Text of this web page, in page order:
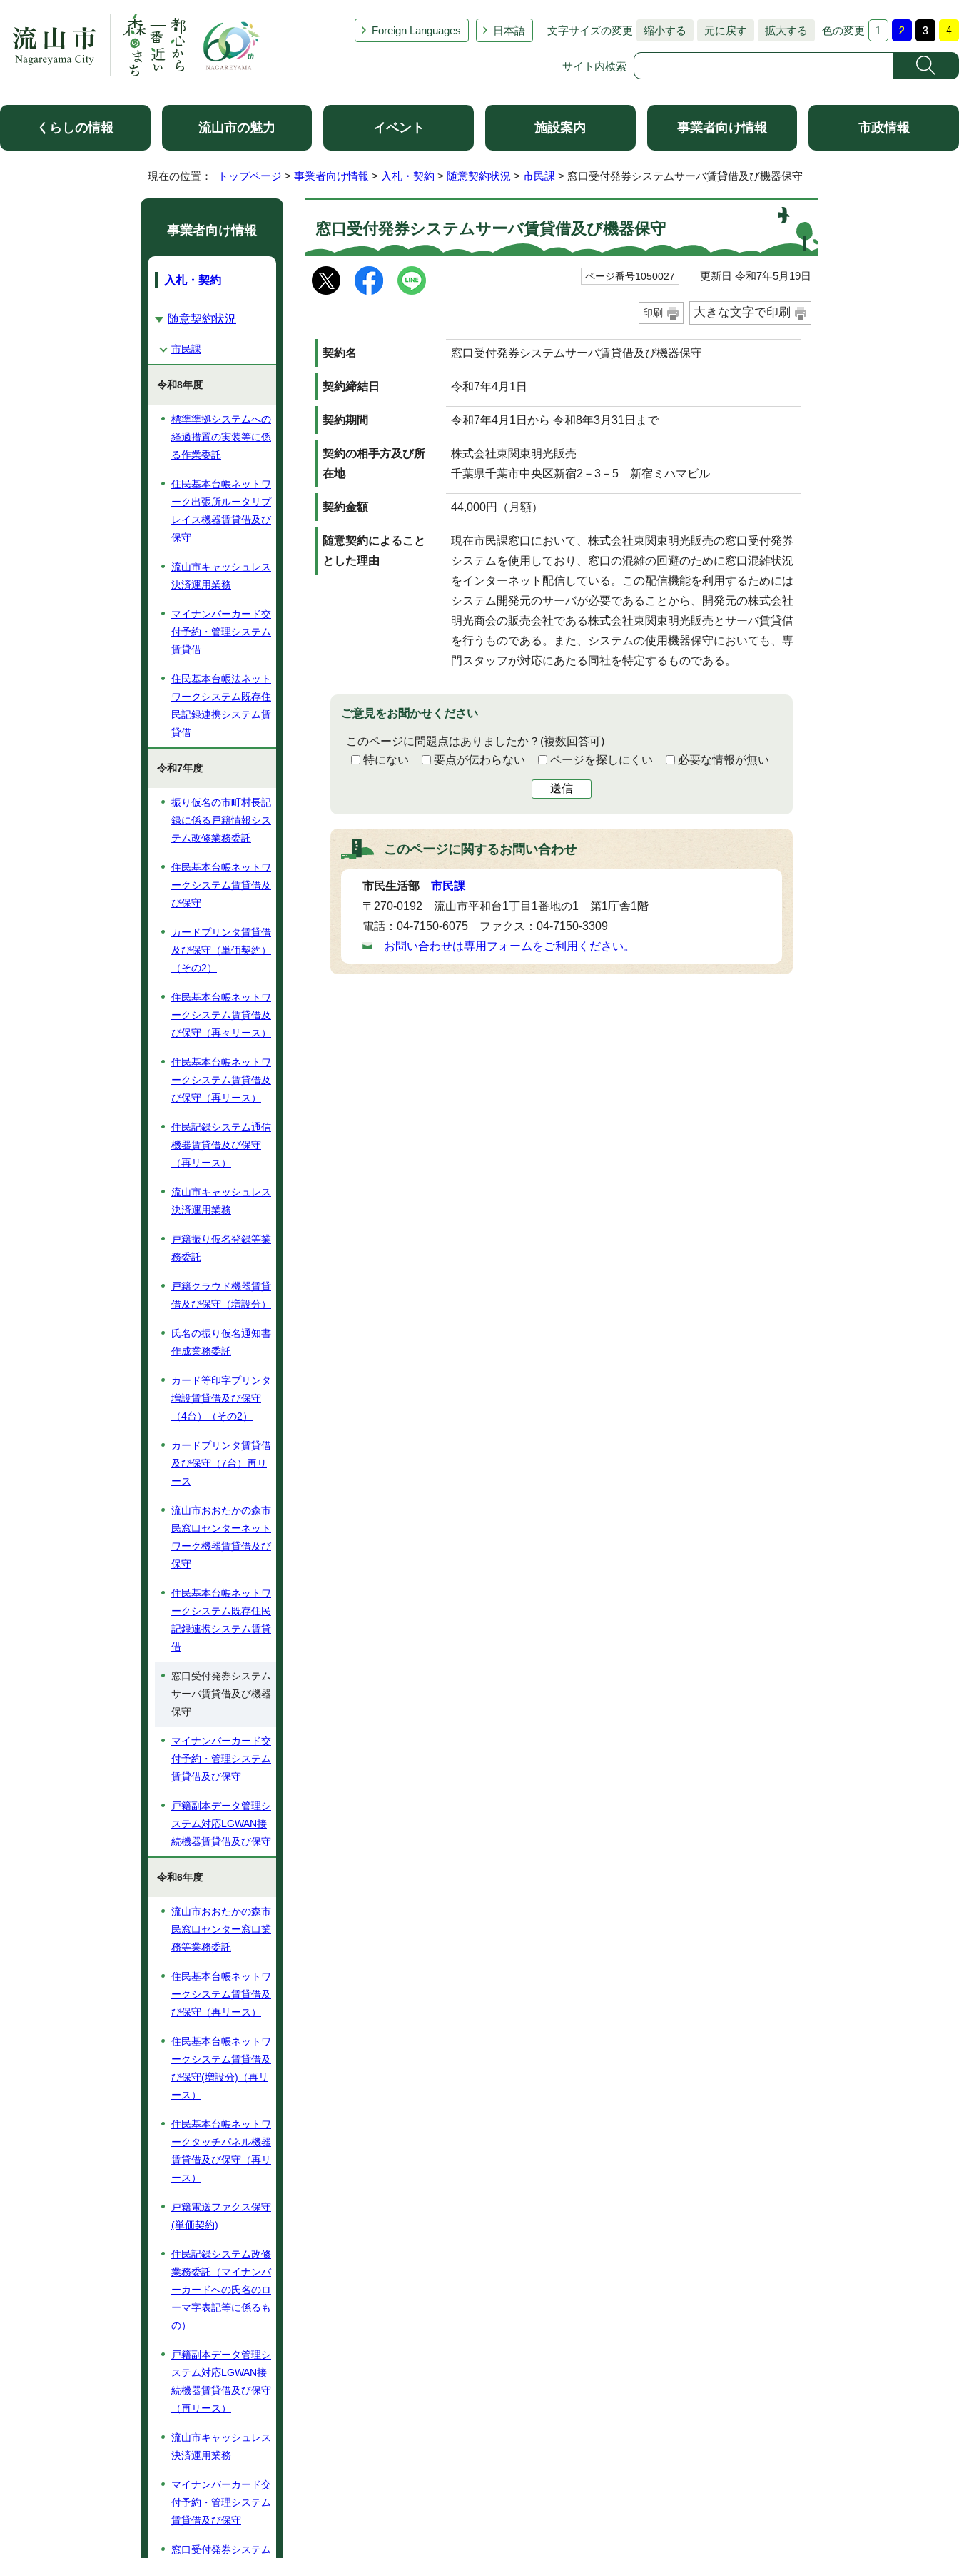
Foreign Languages 日本語 文字サイズの変更 縮小する 元に戻す 拡大する 色の変更
サイト内検索
くらしの情報 流山市の魅力 イベント 施設案内 事業者向け情報 市政情報
現在の位置： トップページ > 事業者向け情報 > 入札・契約 > 随意契約状況 > 市民課 > 窓口受付発券システムサーバ賃貸借及び機器保守
窓口受付発券システムサーバ賃貸借及び機器保守
ページ番号1050027 更新日 令和7年5月19日
印刷 大きな文字で印刷
契約名 窓口受付発券システムサーバ賃貸借及び機器保守
契約締結日 令和7年4月1日
契約期間 令和7年4月1日から 令和8年3月31日まで
契約の相手方及び所
在地
株式会社東関東明光販売
千葉県千葉市中央区新宿2－3－5 新宿ミハマビル
契約金額 44,000円（月額）
随意契約によること
とした理由
現在市民課窓口において、株式会社東関東明光販売の窓口受付発券
システムを使用しており、窓口の混雑の回避のために窓口混雑状況
をインターネット配信している。この配信機能を利用するためには
システム開発元のサーバが必要であることから、開発元の株式会社
明光商会の販売会社である株式会社東関東明光販売とサーバ賃貸借
を行うものである。また、システムの使用機器保守においても、専
門スタッフが対応にあたる同社を特定するものである。
ご意見をお聞かせください
このページに問題点はありましたか？ (複数回答可)
特にない
要点が伝わらない ページを探しにくい 必要な情報が無い
送信
このページに関するお問い合わせ
市民生活部 市民課
〒270-0192 流山市平和台1丁目1番地の1 第1庁舎1階
電話：04-7150-6075 ファクス：04-7150-3309
お問い合わせは専用フォームをご利用ください。
事業者向け情報
入札・契約
随意契約状況
市民課
令和8年度
標準準拠システムへの
経過措置の実装等に係
る作業委託
住民基本台帳ネットワ
ーク出張所ルータリプ
レイス機器賃貸借及び
保守
流山市キャッシュレス
決済運用業務
マイナンバーカード交
付予約・管理システム
賃貸借
住民基本台帳法ネット
ワークシステム既存住
民記録連携システム賃
貸借
令和7年度
振り仮名の市町村長記
録に係る戸籍情報シス
テム改修業務委託
住民基本台帳ネットワ
ークシステム賃貸借及
び保守
カードプリンタ賃貸借
及び保守（単価契約）
（その2）
住民基本台帳ネットワ
ークシステム賃貸借及
び保守（再々リース）
住民基本台帳ネットワ
ークシステム賃貸借及
び保守（再リース）
住民記録システム通信
機器賃貸借及び保守
（再リース）
流山市キャッシュレス
決済運用業務
戸籍振り仮名登録等業
務委託
戸籍クラウド機器賃貸
借及び保守（増設分）
氏名の振り仮名通知書
作成業務委託
カード等印字プリンタ
増設賃貸借及び保守
（4台）（その2）
カードプリンタ賃貸借
及び保守（7台）再リ
ース
流山市おおたかの森市
民窓口センターネット
ワーク機器賃貸借及び
保守
住民基本台帳ネットワ
ークシステム既存住民
記録連携システム賃貸
借
窓口受付発券システム
サーバ賃貸借及び機器
保守
マイナンバーカード交
付予約・管理システム
賃貸借及び保守
戸籍副本データ管理シ
ステム対応LGWAN接
続機器賃貸借及び保守
令和6年度
流山市おおたかの森市
民窓口センター窓口業
務等業務委託
住民基本台帳ネットワ
ークシステム賃貸借及
び保守（再リース）
住民基本台帳ネットワ
ークシステム賃貸借及
び保守(増設分)（再リ
ース）
住民基本台帳ネットワ
ークタッチパネル機器
賃貸借及び保守（再リ
ース）
戸籍電送ファクス保守
(単価契約)
住民記録システム改修
業務委託（マイナンバ
ーカードへの氏名のロ
ーマ字表記等に係るも
の）
戸籍副本データ管理シ
ステム対応LGWAN接
続機器賃貸借及び保守
（再リース）
流山市キャッシュレス
決済運用業務
マイナンバーカード交
付予約・管理システム
賃貸借及び保守
窓口受付発券システム